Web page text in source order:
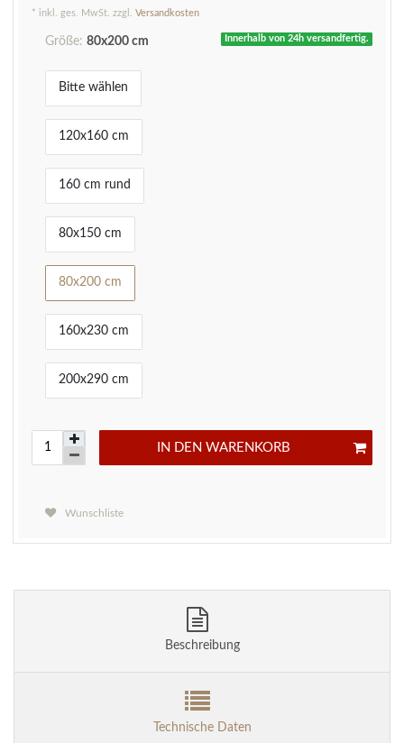
* inkl. ges. MwSt. zzgl. Versandkosten
Innerhalb von 24h versandfertig.
Größe: 80x200 cm
Bitte wählen
120x160 cm
160 cm rund
80x150 cm
80x200 cm
160x230 cm
200x290 cm
IN DEN WARENKORB
Wunschliste
Beschreibung
Technische Daten